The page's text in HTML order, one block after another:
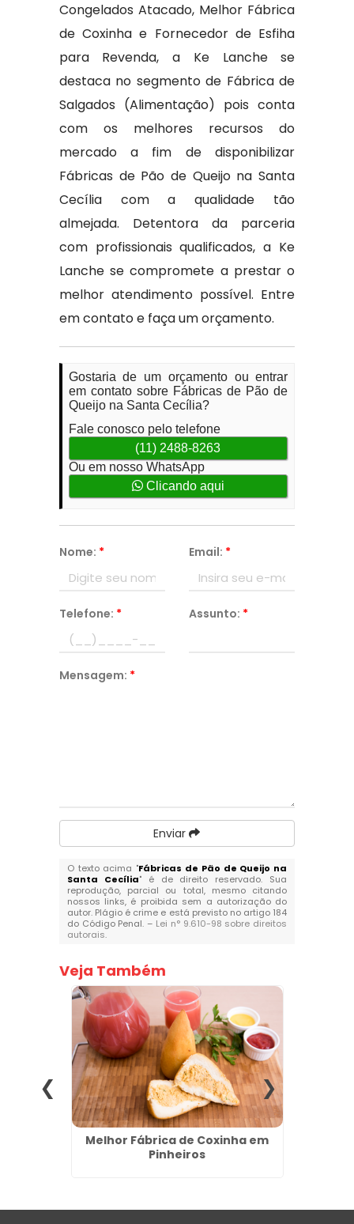
Congelados Atacado, Melhor Fábrica
de Coxinha e Fornecedor de Esfiha
para Revenda, a Ke Lanche se
destaca no segmento de Fábrica de
Salgados (Alimentação) pois conta
com os melhores recursos do
mercado a fim de disponibilizar
Fábricas de Pão de Queijo na Santa
Cecília com a qualidade tão
almejada. Detentora da parceria
com profissionais qualificados, a Ke
Lanche se compromete a prestar o
melhor atendimento possível. Entre
em contato e faça um orçamento.
Gostaria de um orçamento ou entrar
em contato sobre Fábricas de Pão de
Queijo na Santa Cecília?
Fale conosco pelo telefone
(11) 2488-8263
Ou em nosso WhatsApp
Clicando aqui
Nome: * Email: *
Telefone: * Assunto: *
Mensagem: *
Enviar
O texto acima "Fábricas de Pão de Queijo na
Santa Cecília" é de direito reservado. Sua
reprodução, parcial ou total, mesmo citando
nossos links, é proibida sem a autorização do
autor. Plágio é crime e está previsto no artigo 184
do Código Penal. – Lei n° 9.610-98 sobre direitos
autorais.
Veja Também
Melhor Fábrica de Coxinha em
Pinheiros